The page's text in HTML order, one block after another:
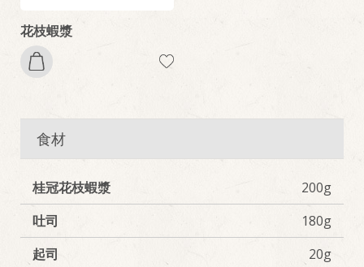
花枝蝦漿
食材
桂冠花枝蝦漿
200g
吐司
180g
起司
20g